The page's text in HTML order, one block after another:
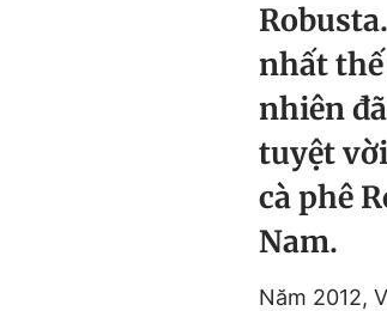
nhất
nhiên
tuyệt
cà phê
Nam.
Năm 2012,